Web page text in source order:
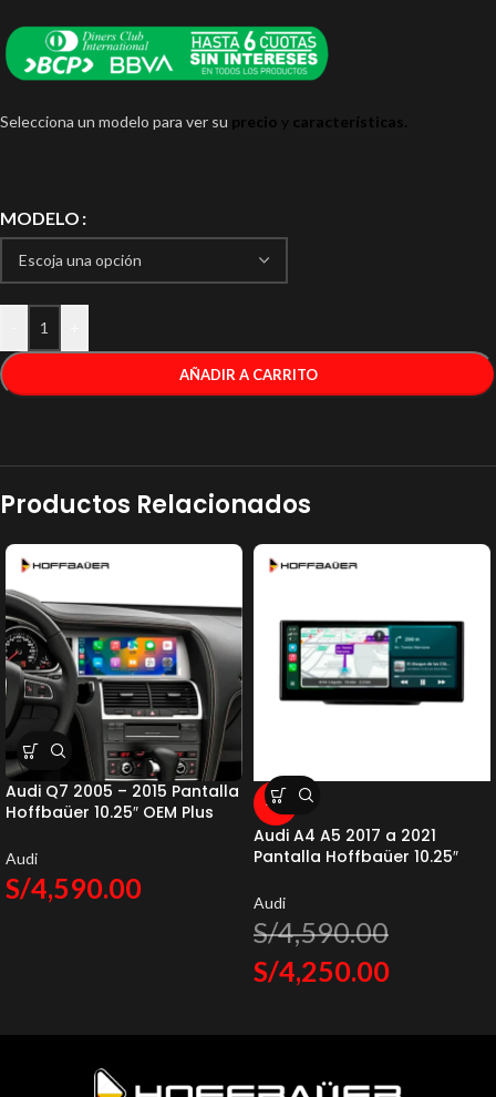
Selecciona un modelo para ver su precio y características.
MODELO
AÑADIR A CARRITO
Productos Relacionados
Audi Q7 2005 – 2015 Pantalla
Hoffbaüer 10.25″ OEM Plus
Audi
S/4,590.00
-7%
Audi A4 A5 2017 a 2021
Pantalla Hoffbaüer 10.25″
Audi
S/4,590.00
S/4,250.00